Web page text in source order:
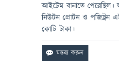
আইটেম বানাতে
নিউটন প্রোটন ও পজিট্রন
কোটি টাকা।